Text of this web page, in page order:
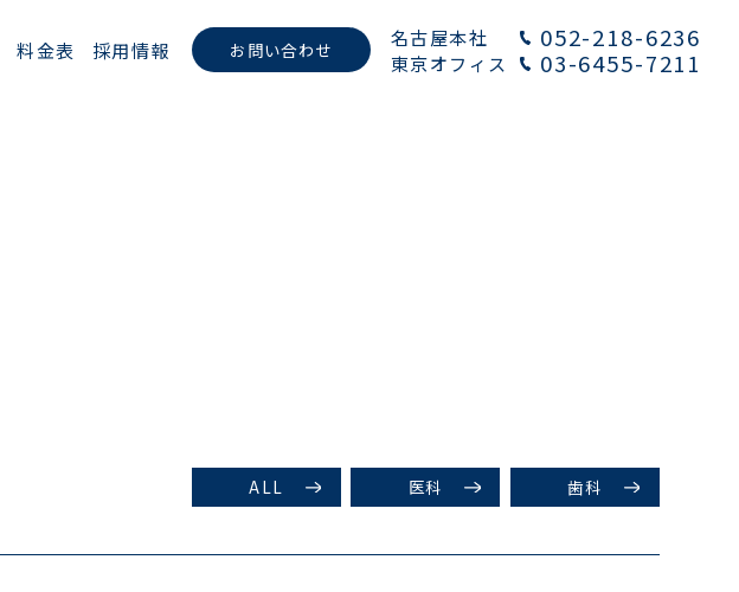
料金表 採用情報 お問い合わせ 名古屋本社 052-218-6236
東京オフィス 03-6455-7211
ALL 医科 歯科